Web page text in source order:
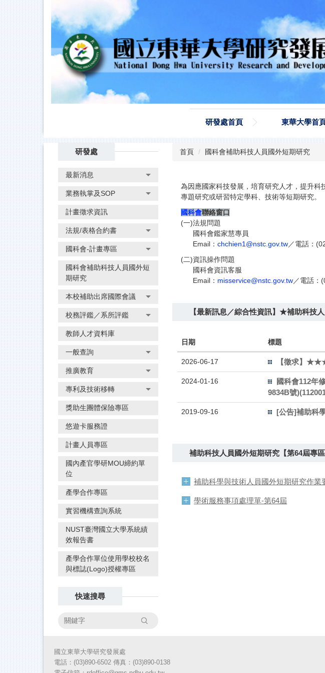
研發處首頁 東華大學首
研發處
最新消息
業務執掌及SOP
計畫徵求資訊
法規/表格合約書
國科會-計畫專區
國科會補助科技人員國外短
期研究
本校補助出席國際會議
校務評鑑／系所評鑑
教師人才資料庫
一般查詢
推廣教育
專利及技術移轉
獎助生團體保險專區
悠遊卡服務證
計畫人員專區
國內產官學研MOU締約單
位
產學合作專區
實習機構查詢系統
NUST臺灣國立大學系統績
效報告書
產學合作單位使用學校校名
與標誌(Logo)授權專區
快速搜尋
搜尋
首頁 國科會補助科技人員國外短期研究
為因應國家科技發展，培育研究人才，提升
專題研究或研習特定學科、技術等短期研究。
國科會聯絡窗口
(一)法規問題
國科會鑑家慧專員
Email： chchien1@nstc.gov.tw／電話：
(二)資訊操作問題
國科會資訊客服
Email： misservice@nstc.gov.tw／電話：
【最新訊息／綜合性資訊】★補助科技
日期 標題
2026-06-17 【徵求】
2024-01-16
國科會112年
9834B號
2019-09-16 [公告]補助科
補助科技人員國外短期研究【第64屆專區
補助科學與技術人員國外短期研究作業
學術服務事項處理單-第64屆
國立東華大學研究發展處
電話：(03)890-6502 傳真：(03)890-0138